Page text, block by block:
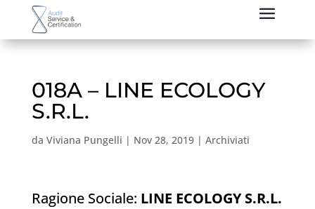
018A – LINE ECOLOGY
S.R.L.
da Viviana Pungelli | Nov 28, 2019| Archiviati
Ragione Sociale: LINE ECOLOGY S.R.L.